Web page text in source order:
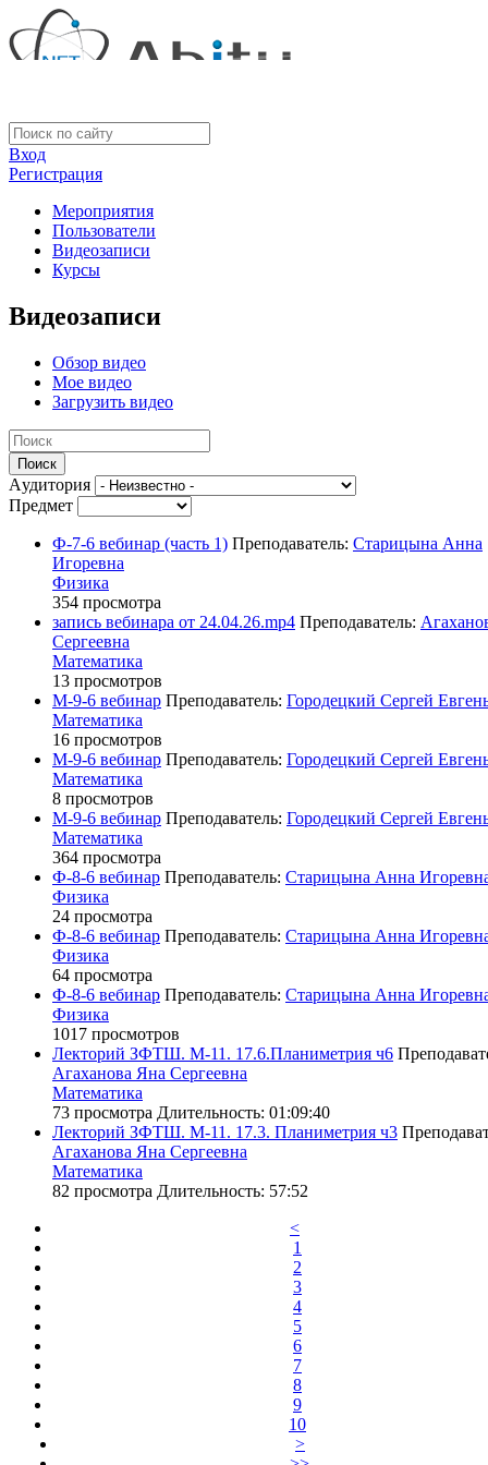
Вход
Регистрация
Мероприятия
Пользователи
Видеозаписи
Курсы
Видеозаписи
Обзор видео
Мое видео
Загрузить видео
Aудитория
Предмет
Ф-7-6 вебинар (часть 1) Преподаватель: Старицына Анна
Игоревна
Физика
354 просмотра
запись вебинара от 24.04.26.mp4 Преподаватель:
Сергеевна
Математика
13 просмотров
М-9-6 вебинар Преподаватель: Городецкий Сергей
Математика
16 просмотров
М-9-6 вебинар Преподаватель: Городецкий Сергей
Математика
8 просмотров
М-9-6 вебинар Преподаватель: Городецкий Сергей
Математика
364 просмотра
Ф-8-6 вебинар Преподаватель: Старицына Анна
Физика
24 просмотра
Ф-8-6 вебинар Преподаватель: Старицына Анна
Физика
64 просмотра
Ф-8-6 вебинар Преподаватель: Старицына Анна
Физика
1017 просмотров
Лекторий ЗФТШ. М-11. 17.6.Планиметрия ч6
Агаханова Яна Сергеевна
Математика
73 просмотра Длительность: 01:09:40
Лекторий ЗФТШ. М-11. 17.3. Планиметрия ч3
Агаханова Яна Сергеевна
Математика
82 просмотра Длительность: 57:52
<
1
2
3
4
5
6
7
8
9
10
>